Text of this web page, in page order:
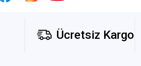
Ücretsiz Kargo